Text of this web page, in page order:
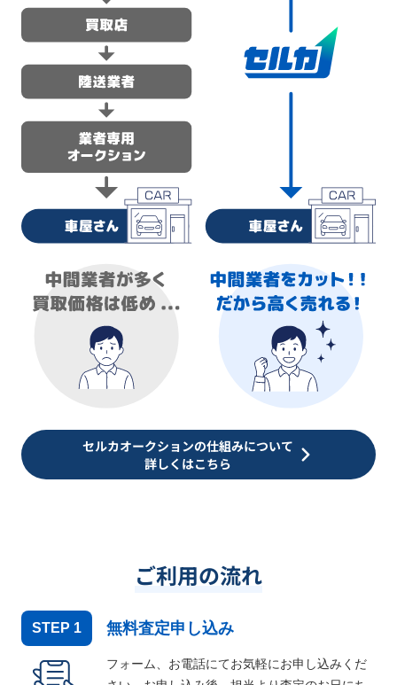
セルカオークションの仕組みについて
詳しくはこちら
ご利用の流れ
STEP 1 無料査定申し込み
フォーム、お電話にてお気軽にお申し込みくだ